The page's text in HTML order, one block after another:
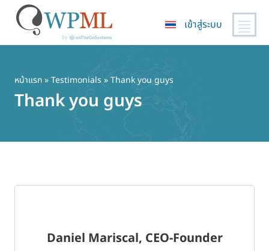
เนื้อหา
เข้าสู่ระบบ
หน้าแรก»Testimonials» Thank you guys
Thank you guys
Daniel Mariscal, CEO-Founder